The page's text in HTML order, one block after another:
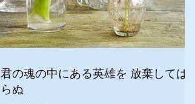
君の魂の中にある英雄を 放棄してはな
らぬ